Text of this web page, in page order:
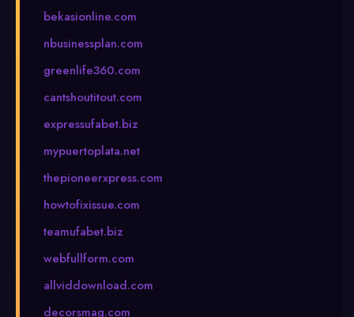
bekasionline.com
nbusinessplan.com
greenlife360.com
cantshoutitout.com
expressufabet.biz
mypuertoplata.net
thepioneerxpress.com
howtofixissue.com
teamufabet.biz
webfullform.com
allviddownload.com
decorsmag.com